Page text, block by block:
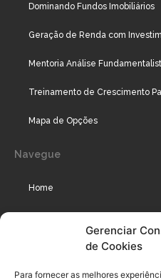
Gerenciar
de Cookies
Para fornecer as melhores
Dominando Fundos Imobiliários
Geração de Renda com
Mentoria Análise
Treinamento de Crescimento
Mapa de Opções
Navegue
Home
Podcast